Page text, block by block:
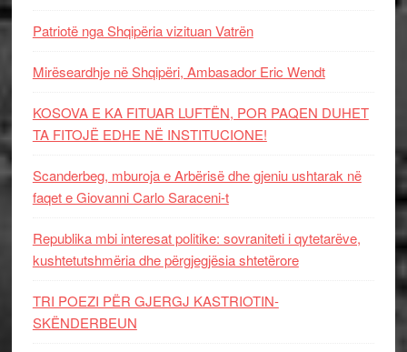
Patriotë nga Shqipëria vizituan Vatrën
Mirëseardhje në Shqipëri, Ambasador Eric Wendt
KOSOVA E KA FITUAR LUFTËN, POR PAQEN DUHET
TA FITOJË EDHE NË INSTITUCIONE!
Scanderbeg, mburoja e Arbërisë dhe gjeniu ushtarak në
faqet e Giovanni Carlo Saraceni-t
Republika mbi interesat politike: sovraniteti i qytetarëve,
kushtetutshmëria dhe përgjegjësia shtetërore
TRI POEZI PËR GJERGJ KASTRIOTIN-
SKËNDERBEUN